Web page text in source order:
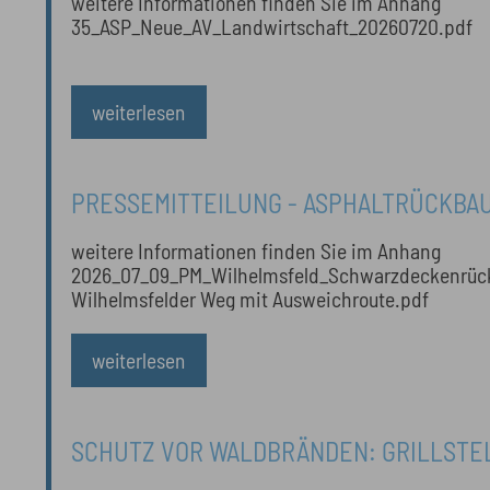
LANDWIRTSCHAFT AB SOFORT
35_ASP_Neue_AV_Landwirtschaft_20260720.pdf
weiterlesen
PRESSEMITTEILUNG -
JULI GESPERRT
weitere Informationen finden Sie im Anhang
Wilhelmsfelder Weg mit Ausweichroute.pdf
weiterlesen
SCHUTZ VOR WALDBRÄNDEN: GRILLSTELLEN IM